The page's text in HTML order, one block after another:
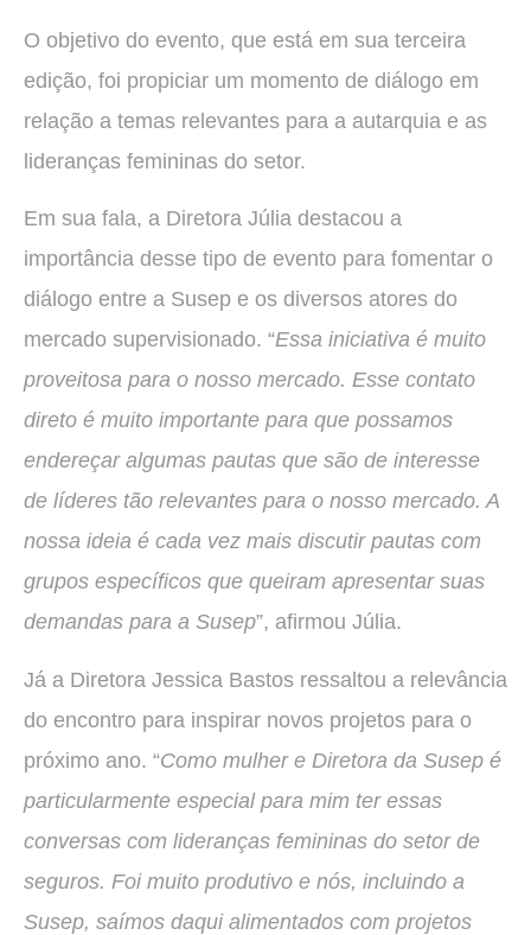
O objetivo do evento, que está em sua terceira
edição, foi propiciar um momento de diálogo em
relação a temas relevantes para a autarquia e as
lideranças femininas do setor.
Em sua fala, a Diretora Júlia destacou a
importância desse tipo de evento para fomentar o
diálogo entre a Susep e os diversos atores do
mercado supervisionado. “Essa iniciativa é muito
proveitosa para o nosso mercado. Esse contato
direto é muito importante para que possamos
endereçar algumas pautas que são de interesse
de líderes tão relevantes para o nosso mercado. A
nossa ideia é cada vez mais discutir pautas com
grupos específicos que queiram apresentar suas
demandas para a Susep”, afirmou Júlia.
Já a Diretora Jessica Bastos ressaltou a relevância
do encontro para inspirar novos projetos para o
próximo ano. “Como mulher e Diretora da Susep é
particularmente especial para mim ter essas
conversas com lideranças femininas do setor de
seguros. Foi muito produtivo e nós, incluindo a
Susep, saímos daqui alimentados com projetos